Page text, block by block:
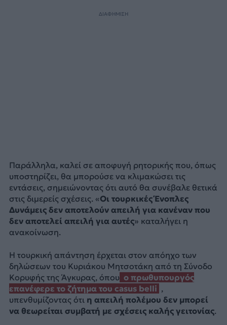
ΔΙΑΦΗΜΙΣΗ
Παράλληλα, καλεί σε αποφυγή ρητορικής που, όπως
υποστηρίζει, θα μπορούσε να κλιμακώσει τις
εντάσεις, σημειώνοντας ότι αυτό θα συνέβαλε θετικά
στις διμερείς σχέσεις. «Οι τουρκικές Ένοπλες
Δυνάμεις δεν αποτελούν απειλή για κανέναν που
δεν αποτελεί απειλή για αυτές» καταλήγει η
ανακοίνωση.
Η τουρκική απάντηση έρχεται στον απόηχο των
δηλώσεων του Κυριάκου Μητσοτάκη από τη Σύνοδο
Κορυφής της Άγκυρας, όπου ο πρωθυπουργός
επανέφερε το ζήτημα του casus belli ,
υπενθυμίζοντας ότι η απειλή πολέμου δεν μπορεί
να θεωρείται συμβατή με σχέσεις καλής γειτονίας.